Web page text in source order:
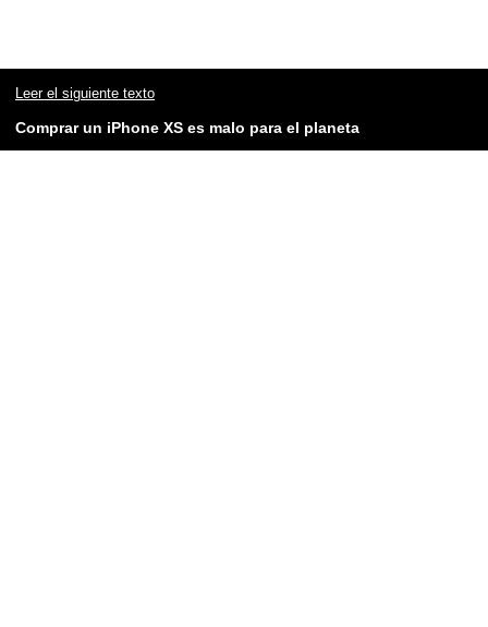
Leer el siguiente texto
Comprar un iPhone XS es ​​malo para el planeta